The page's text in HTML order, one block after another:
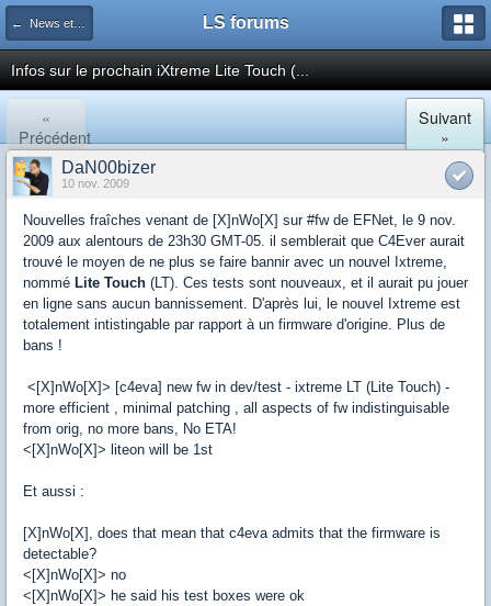
← News et actualités postées sur LS LS forums
Infos sur le prochain iXtreme Lite Touch (...
«
Précédent
Suivant
»
DaN00bizer
10 nov. 2009
Nouvelles fraîches venant de [X]nWo[X] sur #fw de EFNet, le 9 nov.
2009 aux alentours de 23h30 GMT-05. il semblerait que C4Ever aurait
trouvé le moyen de ne plus se faire bannir avec un nouvel Ixtreme,
nommé Lite Touch (LT). Ces tests sont nouveaux, et il aurait pu jouer
en ligne sans aucun bannissement. D'après lui, le nouvel Ixtreme est
totalement intistingable par rapport à un firmware d'origine. Plus de
bans !
<[X]nWo[X]> [c4eva] new fw in dev/test - ixtreme LT (Lite Touch) -
more efficient , minimal patching , all aspects of fw indistinguisable
from orig, no more bans, No ETA!
<[X]nWo[X]> liteon will be 1st
Et aussi :
[X]nWo[X], does that mean that c4eva admits that the firmware is
detectable?
<[X]nWo[X]> no
<[X]nWo[X]> he said his test boxes were ok